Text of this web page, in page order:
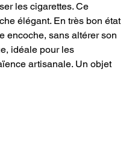
les cigarettes. Ce
élégant. En très bon état
encoche, sans altérer son
idéale pour les
artisanale. Un objet